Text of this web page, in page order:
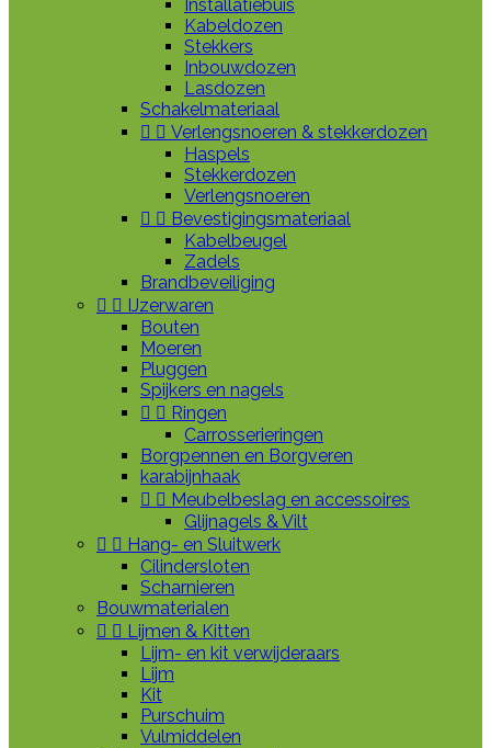
Installatiebuis
Kabeldozen
Stekkers
Inbouwdozen
Lasdozen
Schakelmateriaal
  Verlengsnoeren & stekkerdozen
Haspels
Stekkerdozen
Verlengsnoeren
  Bevestigingsmateriaal
Kabelbeugel
Zadels
Brandbeveiliging
  IJzerwaren
Bouten
Moeren
Pluggen
Spijkers en nagels
  Ringen
Carrosserieringen
Borgpennen en Borgveren
karabijnhaak
  Meubelbeslag en accessoires
Glijnagels & Vilt
  Hang- en Sluitwerk
Cilindersloten
Scharnieren
Bouwmaterialen
  Lijmen & Kitten
Lijm- en kit verwijderaars
Lijm
Kit
Purschuim
Vulmiddelen